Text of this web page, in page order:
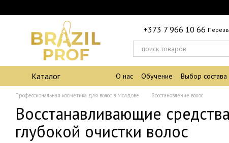
+373 7 966 10 66
Каталог О нас Обучение Выбор состава
Профессиональная косметика для волос в Молдове Восстановление волос
Восстанавливающие
глубокой очистки волос